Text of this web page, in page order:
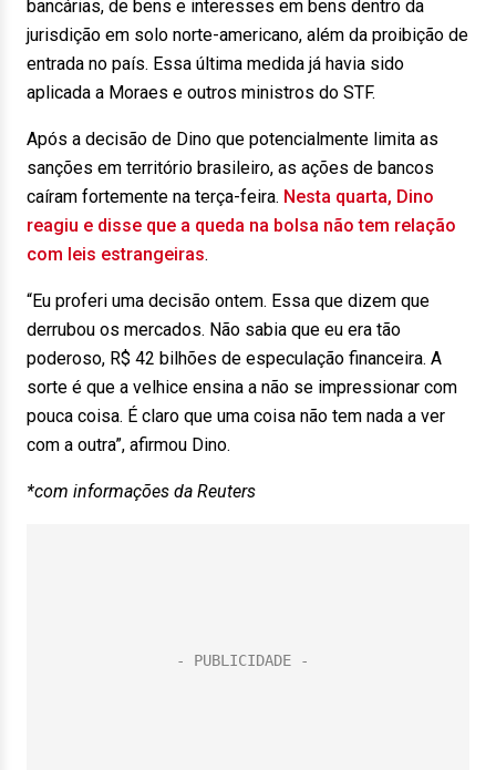
bancárias, de bens e interesses em bens dentro da
jurisdição em solo norte-americano, além da proibição de
entrada no país. Essa última medida já havia sido
aplicada a Moraes e outros ministros do STF.
Após a decisão de Dino que potencialmente limita as
sanções em território brasileiro, as ações de bancos
caíram fortemente na terça-feira. Nesta quarta, Dino
reagiu e disse que a queda na bolsa não tem relação
com leis estrangeiras.
“Eu proferi uma decisão ontem. Essa que dizem que
derrubou os mercados. Não sabia que eu era tão
poderoso, R$ 42 bilhões de especulação financeira. A
sorte é que a velhice ensina a não se impressionar com
pouca coisa. É claro que uma coisa não tem nada a ver
com a outra”, afirmou Dino.
*com informações da Reuters